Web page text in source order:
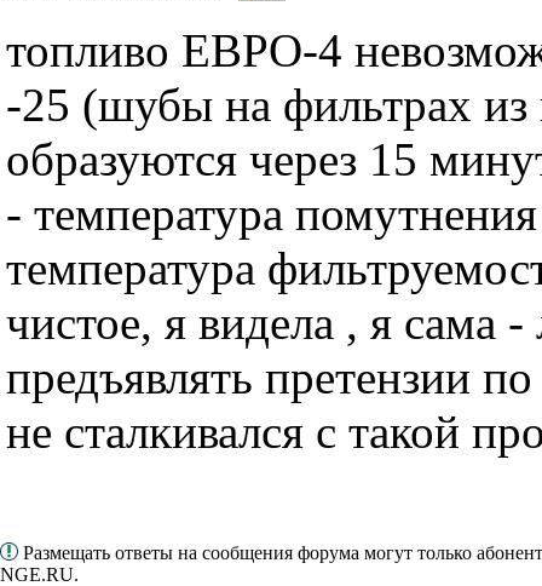
топливо ЕВРО-4
-25 (шубы на фильтрах из
образуются через 15
- температура
температура
чистое, я видела , я сама -
предъявлять претензии
не сталкивался с такой
Размещать ответы на сообщения форума могут только
NGE.RU.